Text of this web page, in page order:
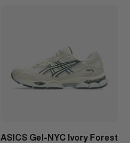
ASICS Gel-NYC Ivory Forest